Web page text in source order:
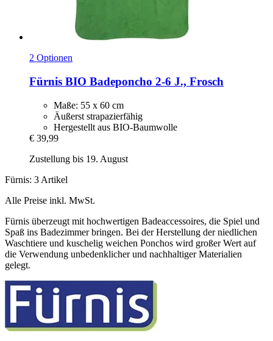
2 Optionen
Fürnis BIO Badeponcho 2-​6 J., Frosch
Maße: 55 x 60 cm
Äußerst strapazierfähig
Hergestellt aus BIO-Baumwolle
€ 39,99
Zustellung bis 19. August
Fürnis: 3 Artikel
Alle Preise inkl. MwSt.
Fürnis überzeugt mit hochwertigen Badeaccessoires, die Spiel und
Spaß ins Badezimmer bringen. Bei der Herstellung der niedlichen
Waschtiere und kuschelig weichen Ponchos wird großer Wert auf
die Verwendung unbedenklicher und nachhaltiger Materialien
gelegt.